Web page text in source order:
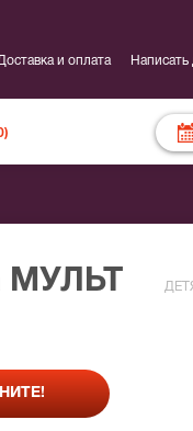
и оплата Написать
)
МУЛЬТ